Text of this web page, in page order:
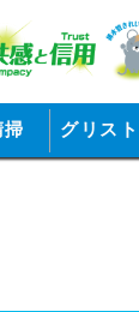
グリス